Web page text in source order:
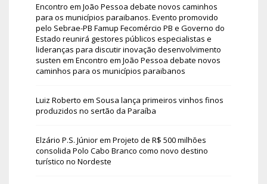
Encontro em João Pessoa debate novos caminhos
para os municípios paraibanos. Evento promovido
pelo Sebrae-PB Famup Fecomércio PB e Governo do
Estado reunirá gestores públicos especialistas e
lideranças para discutir inovação desenvolvimento
susten em Encontro em João Pessoa debate novos
caminhos para os municípios paraibanos
Luiz Roberto em Sousa lança primeiros vinhos finos
produzidos no sertão da Paraíba
Elzário P.S. Júniorem Projeto de R$ 500 milhões
consolida Polo Cabo Branco como novo destino
turístico no Nordeste